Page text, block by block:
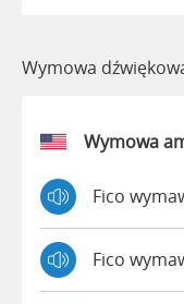
Wymowa
Wymowa
Fico
Fico